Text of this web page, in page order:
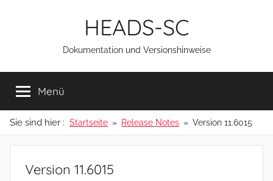
HEADS-SC
Dokumentation und Versionshinweise
Menü
Sie sind hier : Startseite Release Notes Version 11.6015
Version 11.6015